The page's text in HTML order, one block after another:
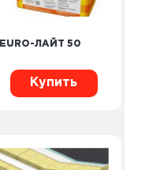
EURO-ЛАЙТ 50
Купить